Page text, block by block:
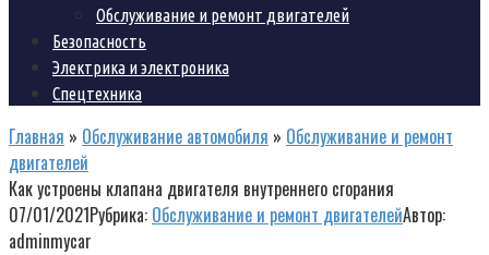
Обслуживание и ремонт двигателей
Безопасность
Электрика и электроника
Спецтехника
Главная » Обслуживание автомобиля » Обслуживание и ремонт
двигателей
Как устроены клапана двигателя внутреннего сгорания
07/01/2021Рубрика: Обслуживание и ремонт двигателейАвтор:
adminmycar